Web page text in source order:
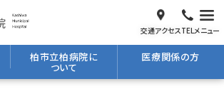
交通アクセスTEL メニュー
柏市立柏病院に
ついて
医療関係の方